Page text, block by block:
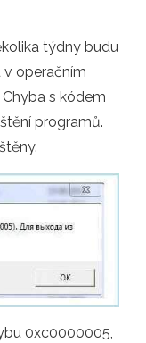
týdny budu
operačním
s kódem
programů.
0xc0000005,